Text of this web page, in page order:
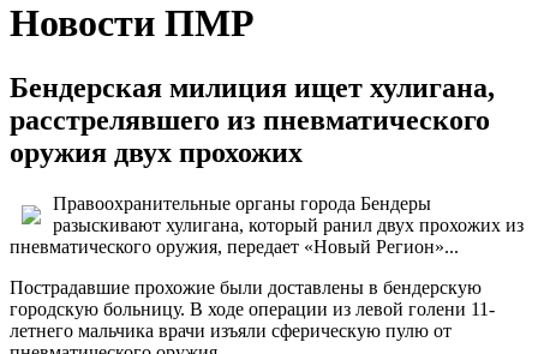
Новости ПМР
Бендерская милиция ищет хулигана,
расстрелявшего из пневматического
оружия двух прохожих
Правоохранительные органы города Бендеры
разыскивают хулигана, который ранил двух прохожих из
пневматического оружия, передает «Новый Регион»...
Пострадавшие прохожие были доставлены в бендерскую
городскую больницу. В ходе операции из левой голени 11-
летнего мальчика врачи изъяли сферическую пулю от